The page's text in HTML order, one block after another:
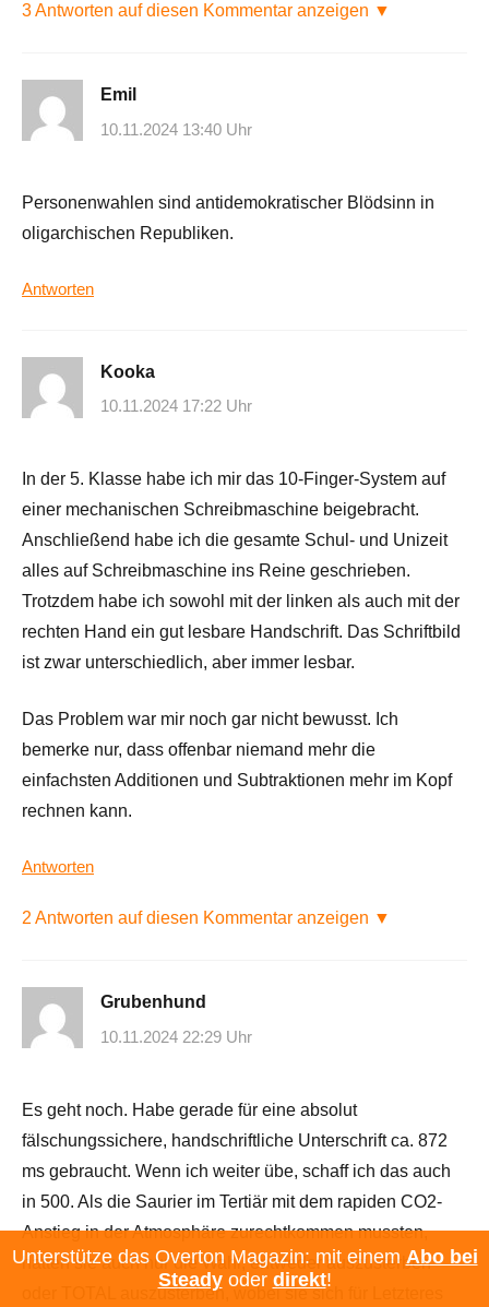
3 Antworten auf diesen Kommentar anzeigen ▼
Emil
10.11.2024 13:40 Uhr
Personenwahlen sind antidemokratischer Blödsinn in
oligarchischen Republiken.
Antworten
Kooka
10.11.2024 17:22 Uhr
In der 5. Klasse habe ich mir das 10-Finger-System auf
einer mechanischen Schreibmaschine beigebracht.
Anschließend habe ich die gesamte Schul- und Unizeit
alles auf Schreibmaschine ins Reine geschrieben.
Trotzdem habe ich sowohl mit der linken als auch mit der
rechten Hand ein gut lesbare Handschrift. Das Schriftbild
ist zwar unterschiedlich, aber immer lesbar.
Das Problem war mir noch gar nicht bewusst. Ich
bemerke nur, dass offenbar niemand mehr die
einfachsten Additionen und Subtraktionen mehr im Kopf
rechnen kann.
Antworten
2 Antworten auf diesen Kommentar anzeigen ▼
Grubenhund
10.11.2024 22:29 Uhr
Es geht noch. Habe gerade für eine absolut
fälschungssichere, handschriftliche Unterschrift ca. 872
ms gebraucht. Wenn ich weiter übe, schaff ich das auch
in 500. Als die Saurier im Tertiär mit dem rapiden CO2-
Anstieg in der Atmosphäre zurechtkommen mussten,
hatten sie auch nur die Wahl, entweder auszusterben
oder TOTAL auszusterben, wobei sie sich für Letzteres
Unterstütze das Overton Magazin: mit einem Abo bei
Steadyoder direkt!